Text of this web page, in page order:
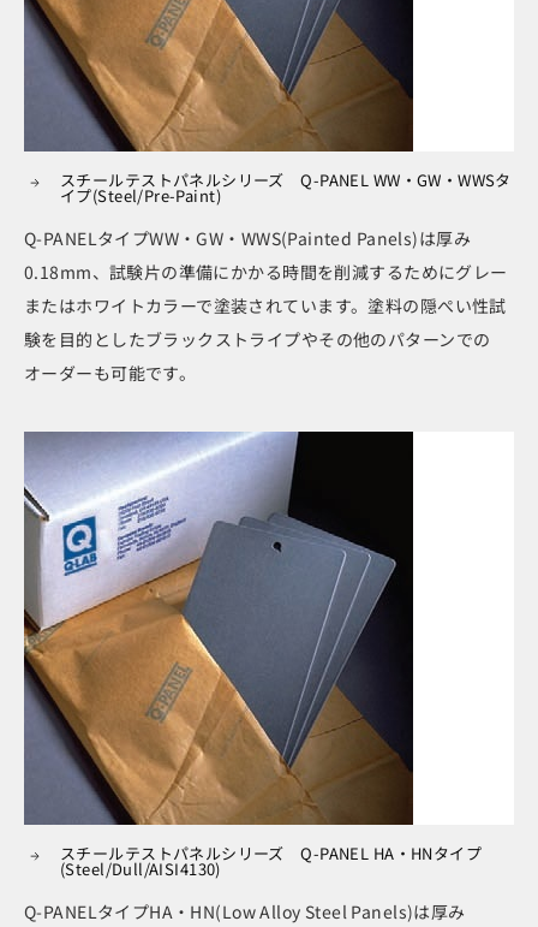
スチールテストパネルシリーズ Q-PANEL WW・GW・WWSタ
イプ(Steel/Pre-Paint)
Q-PANELタイプWW・GW・WWS(Painted Panels)は厚み
0.18mm、試験片の準備にかかる時間を削減するためにグレー
またはホワイトカラーで塗装されています。塗料の隠ぺい性試
験を目的としたブラックストライプやその他のパターンでの
オーダーも可能です。
スチールテストパネルシリーズ Q-PANEL HA・HNタイプ
(Steel/Dull/AISI4130)
Q-PANELタイプHA・HN(Low Alloy Steel Panels)は厚み